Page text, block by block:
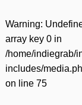
Warning:
array key 0 in
/home/indiegrab/
includes/
on line 75